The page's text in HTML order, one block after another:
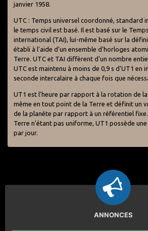
janvier 1958.
UTC : Temps universel coordonné, standard
le temps civil est basé. Il est basé sur le
international (TAI), lui-même basé sur la
établi à l'aide d'un ensemble d'horloges
Terre. UTC et TAI diffèrent d'un nombre
UTC est maintenu à moins de 0,9 s d'UT1 en
seconde intercalaire à chaque fois que
UT1 est l'heure par rapport à la rotation de la
même en tout point de la Terre et définit un
de la planéte par rapport à un référentiel
Terre n'étant pas uniforme, UT1 possède
par jour.
ANNONCES